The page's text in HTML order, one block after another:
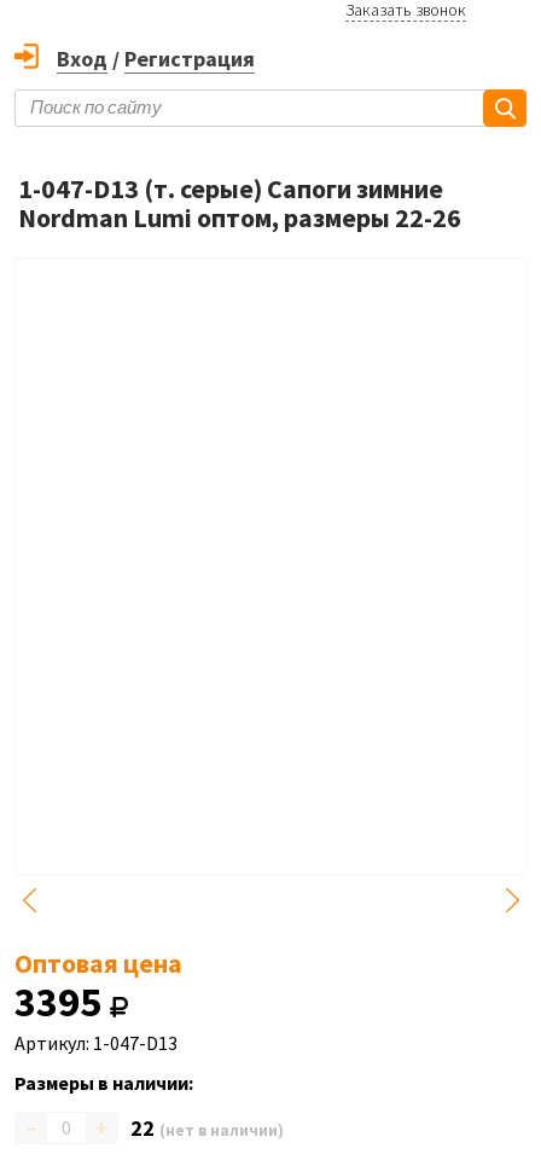
Заказать звонок
Вход / Регистрация
1-047-D13 (т. серые) Сапоги зимние
Nordman Lumi оптом, размеры 22-26
Оптовая цена
3395
Артикул: 1-047-D13
Размеры в наличии:
– + 22 (нет в наличии)